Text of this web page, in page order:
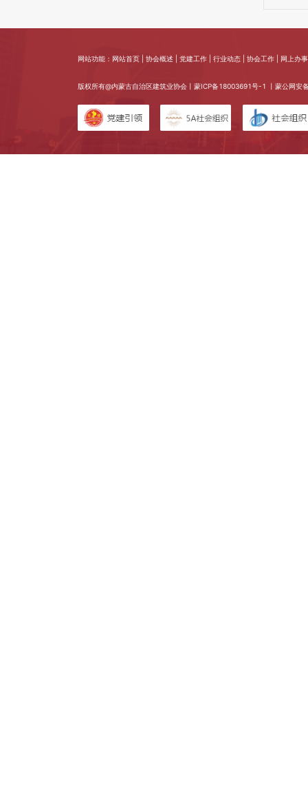
网站功能：网站首页 | 协会概述 | 党建工作 | 行业动态 | 协会工作 | 网上办
版权所有@内蒙古自治区建筑业协会丨蒙ICP备18003691号-1 丨蒙公网安